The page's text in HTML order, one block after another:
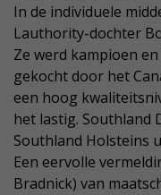
In de individuele
Lauthority-dochter
Ze werd kampioen
gekocht door het
een hoog
het lastig. Southland
Southland Holsteins
Een eervolle
Bradnick) van